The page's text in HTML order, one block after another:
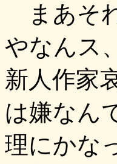
まあそ
やなんス
新人作家
は嫌なん
理にかな